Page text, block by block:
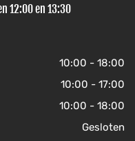
12:00 en 13:30
10:00 - 18:00
10:00 - 17:00
10:00 - 18:00
Gesloten